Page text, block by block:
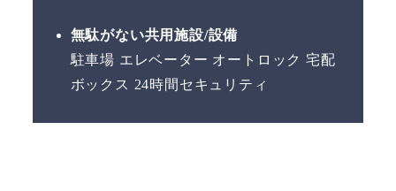
無駄がない共用施設/設備
駐車場 エレベーター オートロック 宅配
ボックス 24時間セキュリティ